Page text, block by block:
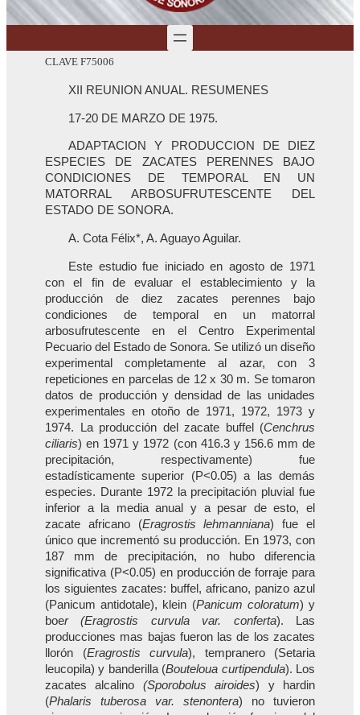
CLAVE F75006
XII REUNION ANUAL. RESUMENES
17-20 DE MARZO DE 1975.
ADAPTACION Y PRODUCCION DE DIEZ
ESPECIES DE ZACATES PERENNES BAJO
CONDICIONES DE TEMPORAL EN UN
MATORRAL ARBOSUFRUTESCENTE DEL
ESTADO DE SONORA.
A. Cota Félix*, A. Aguayo Aguilar.
Este estudio fue iniciado en agosto de 1971
con el fin de evaluar el establecimiento y la
producción de diez zacates perennes bajo
condiciones de temporal en un matorral
arbosufrutescente en el Centro Experimental
Pecuario del Estado de Sonora. Se utilizó un diseño
experimental completamente al azar, con 3
repeticiones en parcelas de 12 x 30 m. Se tomaron
datos de producción y densidad de las unidades
experimentales en otoño de 1971, 1972, 1973 y
1974. La producción del zacate buffel (Cenchrus
ciliaris) en 1971 y 1972 (con 416.3 y 156.6 mm de
precipitación, respectivamente) fue
estadísticamente superior (P<0.05) a las demás
especies. Durante 1972 la precipitación pluvial fue
inferior a la media anual y a pesar de esto, el
zacate africano (Eragrostis lehmanniana) fue el
único que incrementó su producción. En 1973, con
187 mm de precipitación, no hubo diferencia
significativa (P<0.05) en producción de forraje para
los siguientes zacates: buffel, africano, panizo azul
(Panicum antidotale), klein (Panicum coloratum) y
boer (Eragrostis curvula var. conferta). Las
producciones mas bajas fueron las de los zacates
llorón (Eragrostis curvula), tempranero (Setaria
leucopila) y banderilla (Bouteloua curtipendula). Los
zacates alcalino (Sporobolus airoides) y hardin
(Phalaris tuberosa var. stenontera) no tuvieron